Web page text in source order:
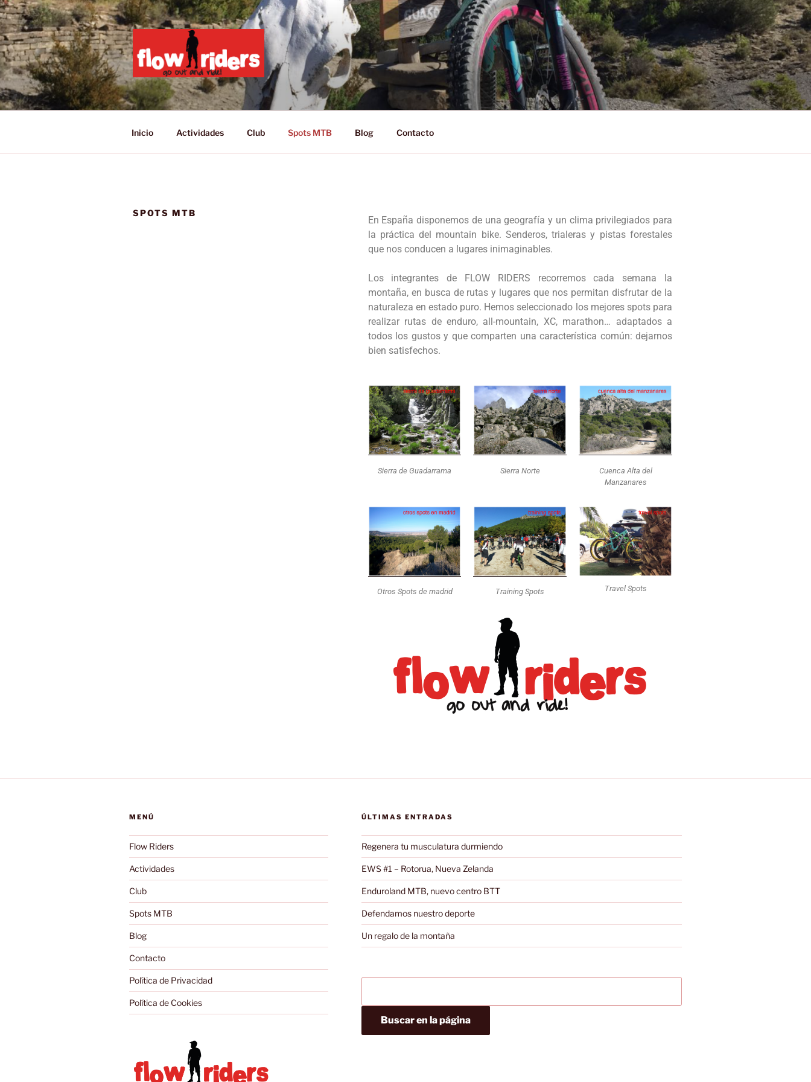
GO OUT AND RIDE!
Inicio Actividades Club Spots MTB Blog Contacto
SPOTS MTB
En España disponemos de una geografía y un clima privilegiados para
la práctica del mountain bike. Senderos, trialeras y pistas forestales
que nos conducen a lugares inimaginables.
Los integrantes de FLOW RIDERS recorremos cada semana la
montaña, en busca de rutas y lugares que nos permitan disfrutar de la
naturaleza en estado puro. Hemos seleccionado los mejores spots para
realizar rutas de enduro, all-mountain, XC, marathon… adaptados a
todos los gustos y que comparten una característica común: dejarnos
bien satisfechos.
Sierra de Guadarrama Sierra Norte
Cuenca Alta del
Manzanares
Otros Spots de madrid Training Spots Travel Spots
MENÚ
Flow Riders
Actividades
Club
Spots MTB
Blog
Contacto
Política de Privacidad
Política de Cookies
ÚLTIMAS ENTRADAS
Regenera tu musculatura durmiendo
EWS #1 – Rotorua, Nueva Zelanda
Enduroland MTB, nuevo centro BTT
Defendamos nuestro deporte
Un regalo de la montaña
Buscar en la página